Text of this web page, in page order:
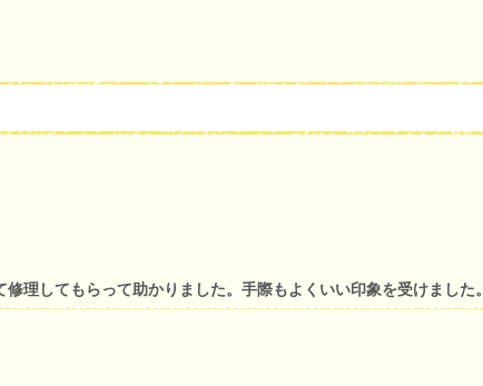
理してもらって助かりました。手際もよくいい印象を受けました。